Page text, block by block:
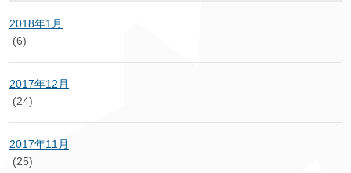
2018年1月
(6)
2017年12月
(24)
2017年11月
(25)